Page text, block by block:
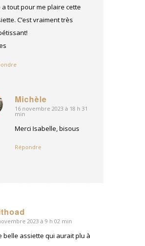
a tout pour me plaire cette
C’est vraiment très
Michèle
dit
16 novembre 2023 à 18 h 31
min
Merci Isabelle, bisous
Répondre
2023 à 9 h 02 min
belle assiette qui aurait plu à